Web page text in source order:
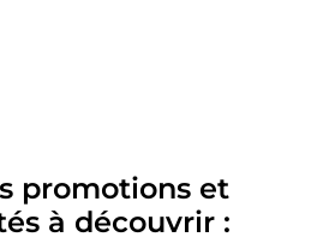
promotions et
à découvrir :